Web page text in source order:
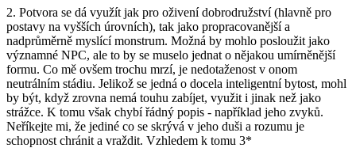
2. Potvora se dá využít jak pro oživení dobrodružství (hlavně pro
postavy na vyšších úrovních), tak jako propracovanější a
nadprůměrně myslící monstrum. Možná by mohlo posloužit jako
významné NPC, ale to by se muselo jednat o nějakou umírněnější
formu. Co mě ovšem trochu mrzí, je nedotaženost v onom
neutrálním stádiu. Jelikož se jedná o docela inteligentní bytost, mohl
by být, když zrovna nemá touhu zabíjet, využit i jinak než jako
strážce. K tomu však chybí řádný popis - například jeho zvyků.
Neříkejte mi, že jediné co se skrývá v jeho duši a rozumu je
schopnost chránit a vraždit. Vzhledem k tomu 3*